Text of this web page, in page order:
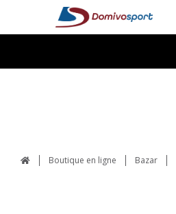
Boutique en ligne Bazar